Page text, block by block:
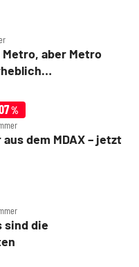
aber Metro
%
dem MDAX – jetzt
sind die